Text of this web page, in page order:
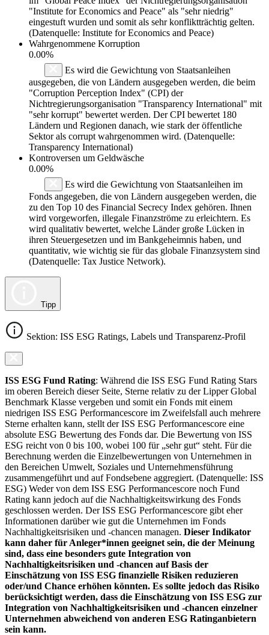
"Institute for Economics and Peace" als "sehr niedrig"
eingestuft wurden und somit als sehr konfliktträchtig gelten.
(Datenquelle: Institute for Economics and Peace)
Wahrgenommene Korruption
0.00%
Es wird die Gewichtung von Staatsanleihen
ausgegeben, die von Ländern ausgegeben werden, die beim
"Corruption Perception Index" (CPI) der
Nichtregierungsorganisation "Transparency International" mit
"sehr korrupt" bewertet werden. Der CPI bewertet 180
Ländern und Regionen danach, wie stark der öffentliche
Sektor als corrupt wahrgenommen wird. (Datenquelle:
Transparency International)
Kontroversen um Geldwäsche
0.00%
Es wird die Gewichtung von Staatsanleihen im
Fonds angegeben, die von Ländern ausgegeben werden, die
zu den Top 10 des Financial Secrecy Index gehören. Ihnen
wird vorgeworfen, illegale Finanzströme zu erleichtern. Es
wird qualitativ bewertet, welche Länder große Lücken in
ihren Steuergesetzen und im Bankgeheimnis haben, und
quantitativ, wie wichtig sie für das globale Finanzsystem sind
(Datenquelle: Tax Justice Network).
Tipp
Sektion: ISS ESG Ratings, Labels und Transparenz-Profil
ISS ESG Fund Rating: Während die ISS ESG Fund Rating Stars
im oberen Bereich dieser Seite, Sterne relativ zu der Lipper Global
Benchmark Klasse vergeben und somit ein Fonds mit einem
niedrigen ISS ESG Performancescore im Zweifelsfall auch mehrere
Sterne erhalten kann, stellt der ISS ESG Performancescore eine
absolute ESG Bewertung des Fonds dar. Die Bewertung von ISS
ESG reicht von 0 bis 100, wobei 100 für „sehr gut“ steht. Für die
Berechnung werden die Einzelbewertungen von Unternehmen in
den Bereichen Umwelt, Soziales und Unternehmensführung
zusammengeführt und auf Fondsebene aggregiert. (Datenquelle: ISS
ESG) Weder von dem ISS ESG Performancescore noch Fund
Rating kann jedoch auf die Nachhaltigkeitswirkung des Fonds
geschlossen werden. Der ISS ESG Performancescore gibt eher
Informationen darüber wie gut die Unternehmen im Fonds
Nachhaltigkeitsrisiken und -chancen managen. Dieser Indikator
kann daher für Anleger*innen geeignet sein, die der Meinung
sind, dass eine besonders gute Integration von
Nachhaltigkeitsrisiken und -chancen auf Basis der
Einschätzung von ISS ESG finanzielle Risiken reduzieren
oder/und Chance erhöhen könnten. Es sollte jedoch das Risiko
berücksichtigt werden, dass die Einschätzung von ISS ESG zur
Integration von Nachhaltigkeitsrisiken und -chancen einzelner
Unternehmen abweichend von anderen ESG Ratinganbietern
sein kann.